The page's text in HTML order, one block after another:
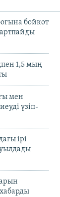
бойкот
1,5 мың
мен
үзіп-
ірі